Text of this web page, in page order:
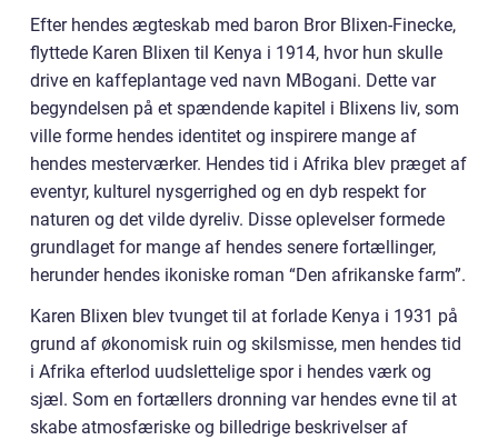
Efter hendes ægteskab med baron Bror Blixen-Finecke,
flyttede Karen Blixen til Kenya i 1914, hvor hun skulle
drive en kaffeplantage ved navn MBogani. Dette var
begyndelsen på et spændende kapitel i Blixens liv, som
ville forme hendes identitet og inspirere mange af
hendes mesterværker. Hendes tid i Afrika blev præget af
eventyr, kulturel nysgerrighed og en dyb respekt for
naturen og det vilde dyreliv. Disse oplevelser formede
grundlaget for mange af hendes senere fortællinger,
herunder hendes ikoniske roman “Den afrikanske farm”.
Karen Blixen blev tvunget til at forlade Kenya i 1931 på
grund af økonomisk ruin og skilsmisse, men hendes tid
i Afrika efterlod uudslettelige spor i hendes værk og
sjæl. Som en fortællers dronning var hendes evne til at
skabe atmosfæriske og billedrige beskrivelser af